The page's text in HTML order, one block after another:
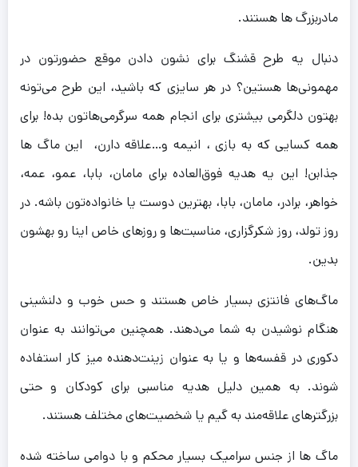
مادربزرگ ها هستند.
دنبال یه طرح قشنگ برای نشون دادن موقع حضورتون در
مهمونی‌ها هستین؟ در هر سایزی که باشید، این طرح می‌تونه
بهتون دلگرمی بیشتری برای انجام همه سرگرمی‌هاتون بده! برای
همه کسایی که به بازی ، انیمه و…علاقه دارن، این ماگ ها
جذابن! این یه هدیه فوق‌العاده برای مامان، بابا، عمو، عمه،
خواهر، برادر، مامان، بابا، بهترین دوست یا خانواده‌تون باشه. در
روز تولد، روز شکرگزاری، مناسبت‌ها و روزهای خاص اینا رو بهشون
بدین.
ماگ‌های فانتزی بسیار خاص هستند و حس خوب و دلنشینی
هنگام نوشیدن به شما می‌دهند. همچنین می‌توانند به عنوان
دکوری در قفسه‌ها و یا به عنوان زینت‌دهنده میز کار استفاده
شوند. به همین دلیل هدیه مناسبی برای کودکان و حتی
بزرگترهای علاقه‌مند به گیم یا شخصیت‌های مختلف هستند.
ماگ ها از جنس سرامیک بسیار محکم و با دوامی ساخته شده